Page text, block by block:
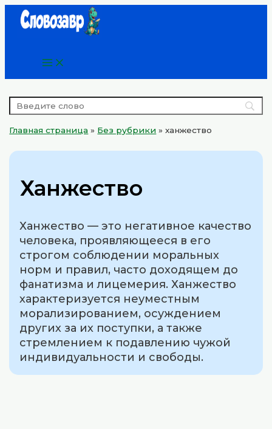
ПерейтиMain
Главная страница » Без рубрики »ханжество
Ханжество
Ханжество — это негативное качество
человека, проявляющееся в его
строгом соблюдении моральных
норм и правил, часто доходящем до
фанатизма и лицемерия. Ханжество
характеризуется неуместным
морализированием, осуждением
других за их поступки, а также
стремлением к подавлению чужой
индивидуальности и свободы.